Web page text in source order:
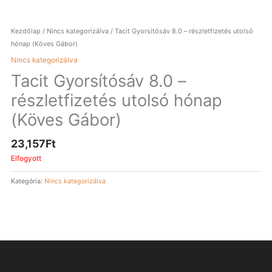
Kezdőlap / Nincs kategorizálva / Tacit Gyorsítósáv 8.0 – részletfizetés utolsó
hónap (Köves Gábor)
Nincs kategorizálva
Tacit Gyorsítósáv 8.0 –
részletfizetés utolsó hónap
(Köves Gábor)
23,157Ft
Elfogyott
Kategória: Nincs kategorizálva